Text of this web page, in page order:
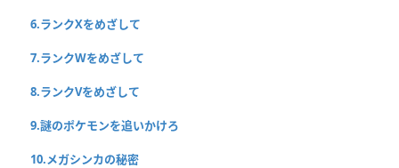
6.ランクXをめざして
7.ランクWをめざして
8.ランクVをめざして
9.謎のポケモンを追いかけろ
10.メガシンカの秘密